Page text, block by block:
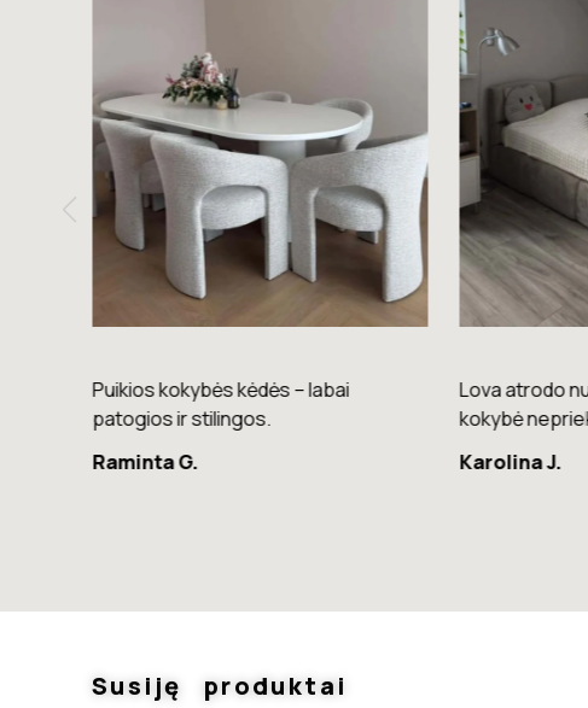
Puikios kokybės kėdės – labai
patogios ir stilingos.
Raminta G.
Lova atrodo
kokybė
Karolina J.
Susiję produktai